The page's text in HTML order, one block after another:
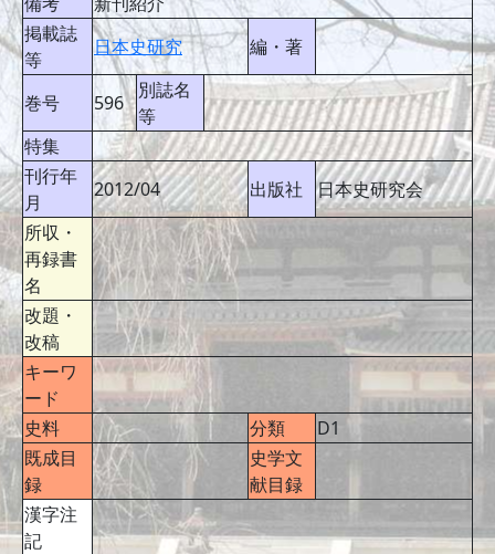
掲載誌
等
日本史研究 編・著
巻号 596
別誌名
等
特集
刊行年
月
2012/04 出版社
日本史研究会
所収・
再録書
名
改題・
改稿
キーワ
ード
史料
分類
D1
既成目
録
史学文
献目録
漢字注
記